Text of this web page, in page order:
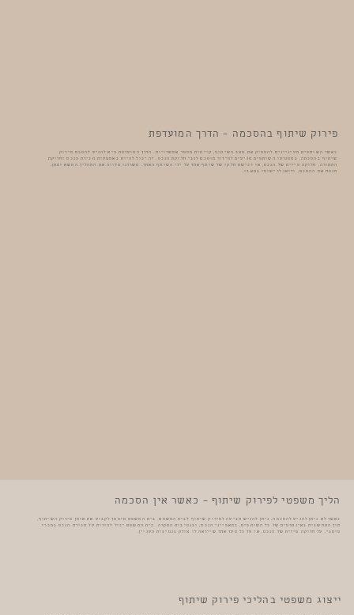
פירוק שיתוף בהסכמה – הדרך המועדפת
כאשר השותפים מעוניינים להפסיק את מצב השיתוף, קיימות מספר אפשרויות. הדרך המועדפת היא להגיע להסכם פירוק
שיתוף בהסכמה, במסגרתו השותפים מגיעים לסידור מוסכם לגבי חלוקת הנכס. זה יכול להיות באמצעות מכירת הנכס וחלוקת
התמורה, חלוקה פיזית של הנכס, או רכישת חלקו של שותף אחד על ידי השותף האחר. משרדנו מלווה את התהליך המשא ומתן,
מנסח את ההסכם, ודואג לרישומו בטאבו.
הליך משפטי לפירוק שיתוף – כאשר אין הסכמה
כאשר לא ניתן להגיע להסכמה, ניתן להגיש תביעה לפירוק שיתוף לבית המשפט. בית המשפט מוסמך לקבוע את אופן פירוק השיתוף,
תוך התחשבות באינטרסים של כל השותפים, במאפייני הנכס, ובנסיבות המקרה. בית המשפט יכול להורות על מכירת הנכס במכרז
פומבי, על חלוקה פיזית של הנכס, או על כל סעד אחר שייראה לו צודק בנסיבות העניין.
ייצוג משפטי בהליכי פירוק שיתוף